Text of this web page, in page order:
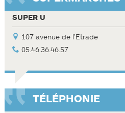
SUPER U
107 avenue de l'Etrade
05.46.36.46.57
TÉLÉPHONIE